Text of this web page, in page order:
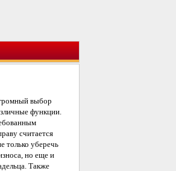
выбор
функции.
считается
только уберечь
но еще и
Также